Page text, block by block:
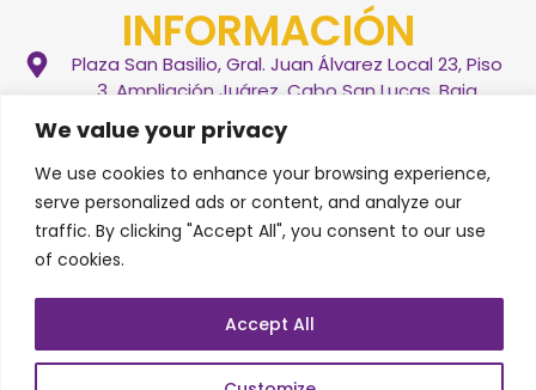
We value your privacy
We use cookies to enhance your browsing experience,
serve personalized ads or content, and analyze our
traffic. By clicking "Accept All", you consent to our use
of cookies.
Accept All
INFORMACIÓN
Plaza San Basilio, Gral. Juan Álvarez Local 23, Piso
3, Ampliación Juárez, Cabo San Lucas, Baja
California Sur, CP. 23469
(+52) 55 1931 1274
info@soundhealingloscabos.com
Síguenos en nuestras redes sociales
BLOG FAQS